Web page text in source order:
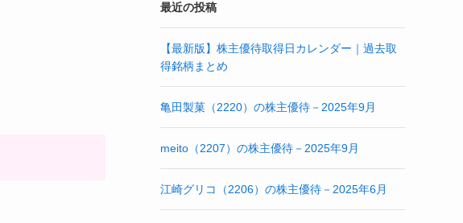
最近の投稿
【最新版】株主優待取得日カレンダー｜過去取
得銘柄まとめ
亀田製菓（2220）の株主優待－2025年9月
meito（2207）の株主優待－2025年9月
江崎グリコ（2206）の株主優待－2025年6月